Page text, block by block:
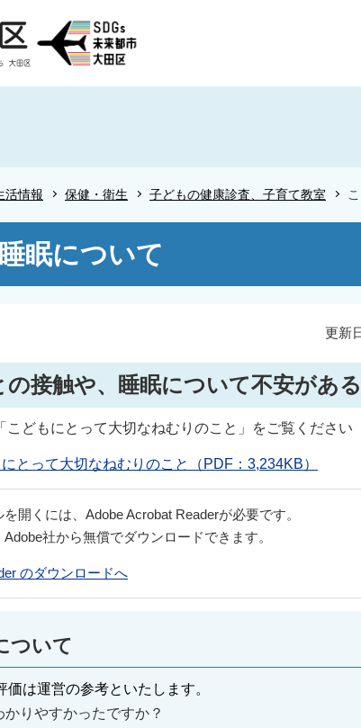
活情報 保健・衛生 子どもの健康診査、子育て教室
眠について
更新
の接触や、睡眠について不安があ
こどもにとって大切なねむりのこと」をご覧ください
とって大切なねむりのこと（PDF：3,234KB）
開くには、Adobe Acrobat Readerが必要です。
社から無償でダウンロードできます。
のダウンロードへ
ついて
価は運営の参考といたします。
りやすかったですか？